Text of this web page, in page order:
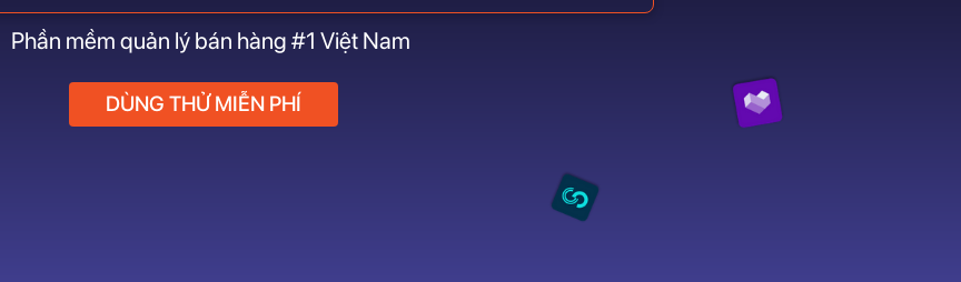
Phần mềm quản lý bán hàng #1 Việt Nam
DÙNG THỬ MIỄN PHÍ